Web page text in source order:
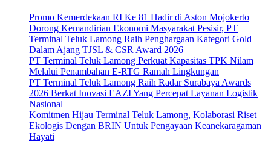
Promo Kemerdekaan RI Ke 81 Hadir di Aston Mojokerto
Dorong Kemandirian Ekonomi Masyarakat Pesisir, PT
Terminal Teluk Lamong Raih Penghargaan Kategori Gold
Dalam Ajang TJSL & CSR Award 2026
PT Terminal Teluk Lamong Perkuat Kapasitas TPK Nilam
Melalui Penambahan E-RTG Ramah Lingkungan
PT Terminal Teluk Lamong Raih Radar Surabaya Awards
2026 Berkat Inovasi EAZI Yang Percepat Layanan Logistik
Nasional
Komitmen Hijau Terminal Teluk Lamong, Kolaborasi Riset
Ekologis Dengan BRIN Untuk Pengayaan Keanekaragaman
Hayati